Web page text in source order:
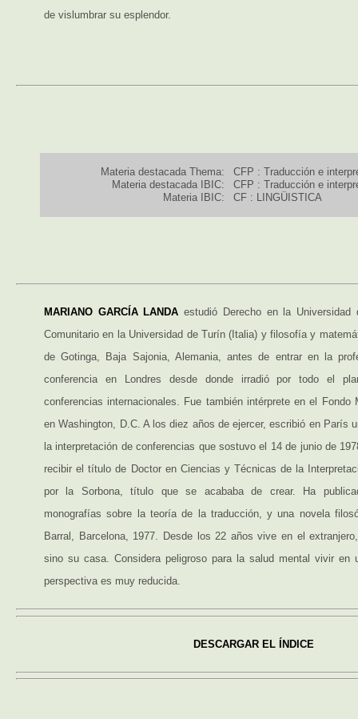
de vislumbrar su esplendor.
Materia destacada Thema:
CFP : Traducción e
Materia destacada IBIC:
CFP : Traducción e
Materia IBIC:
CF : LINGÜISTICA
MARIANO GARCÍA LANDA estudió Derecho en la Universidad
Comunitario en la Universidad de Turín (Italia) y filosofía y
de Gotinga, Baja Sajonia, Alemania, antes de entrar en la
conferencia en Londres desde donde irradió por todo el
conferencias internacionales. Fue también intérprete en el Fondo
en Washington, D.C. A los diez años de ejercer, escribió en París
la interpretación de conferencias que sostuvo el 14 de junio de
recibir el título de Doctor en Ciencias y Técnicas de la
por la Sorbona, título que se acababa de crear. Ha
monografías sobre la teoría de la traducción, y una novela
Barral, Barcelona, 1977. Desde los 22 años vive en el
sino su casa. Considera peligroso para la salud mental vivir en
perspectiva es muy reducida.
DESCARGAR EL ÍNDICE